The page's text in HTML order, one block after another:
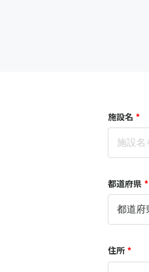
施設名 *
都道府県 *
住所 *